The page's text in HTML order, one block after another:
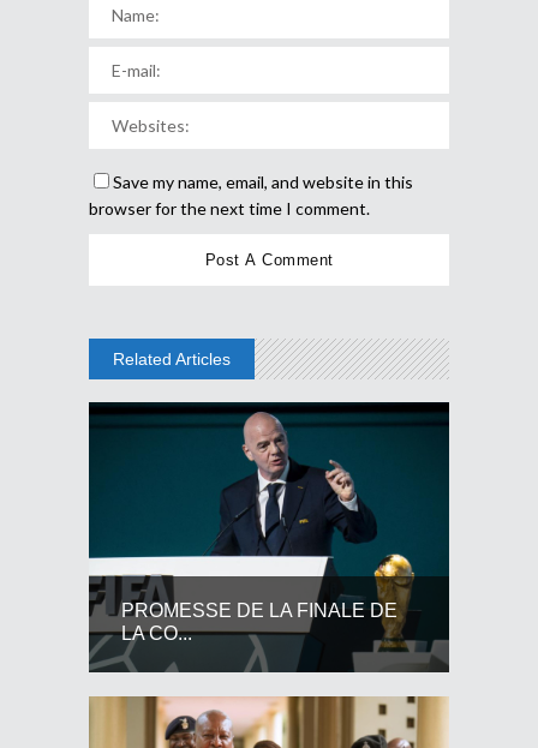
Save my name, email, and website in this
browser for the next time I comment.
Related Articles
PROMESSE DE LA FINALE DE
LA CO...